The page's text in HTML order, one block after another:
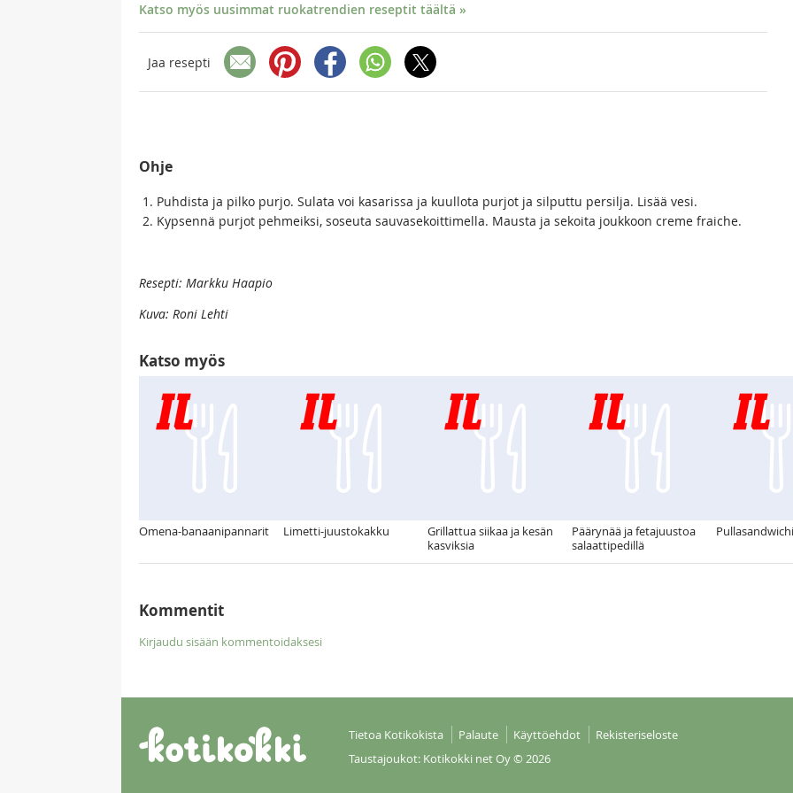
Katso myös uusimmat ruokatrendien reseptit täältä »
Jaa resepti
Ohje
Puhdista ja pilko purjo. Sulata voi kasarissa ja kuullota purjot ja silputtu persilja. Lisää vesi.
Kypsennä purjot pehmeiksi, soseuta sauvasekoittimella. Mausta ja sekoita joukkoon creme fraiche.
Resepti: Markku Haapio
Kuva: Roni Lehti
Katso myös
Omena-banaanipannarit Limetti-juustokakku
Grillattua siikaa ja kesän
kasviksia
Päärynää ja fetajuustoa
salaattipedillä
Kommentit
Kirjaudu sisään kommentoidaksesi
Tietoa Kotikokista Palaute Käyttöehdot
Rekisteriseloste
Taustajoukot: Kotikokki net Oy© 2026